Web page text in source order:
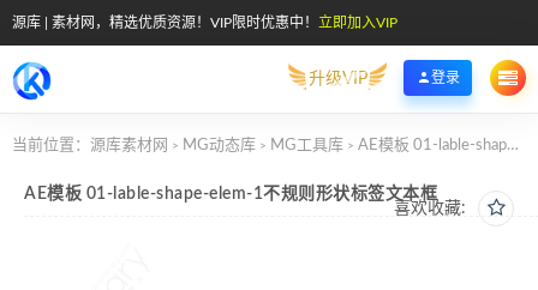
源库 | 素材网，精选优质资源！VIP限时优惠中！ 立即加入VIP
升级VIP 登录
当前位置： 源库素材网 > MG动态库 > MG工具库 > AE模板 01-lable-shape-elem-1不规则形状标签文本框
喜欢收藏:
AE模板 01-lable-shape-elem-1不规则形状标签文本框